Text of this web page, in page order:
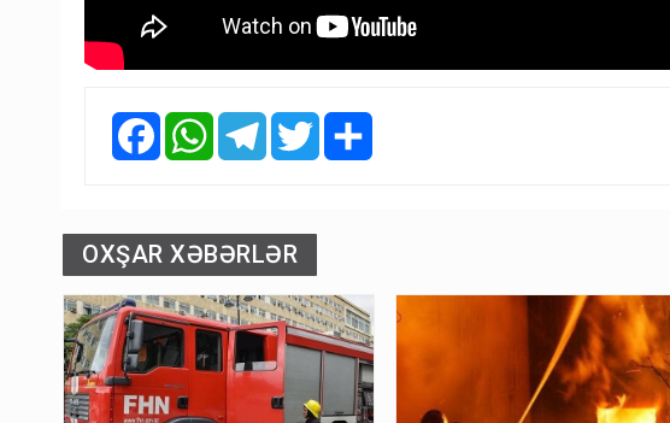
FacebookWhatsAppTelegramTwitter
OXŞAR XƏBƏRLƏR